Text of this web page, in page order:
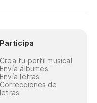
Participa
Crea tu perfil musical
Envía álbumes
Envía letras
Correcciones de
letras